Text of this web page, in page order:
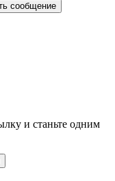
сообщение
и станьте одним